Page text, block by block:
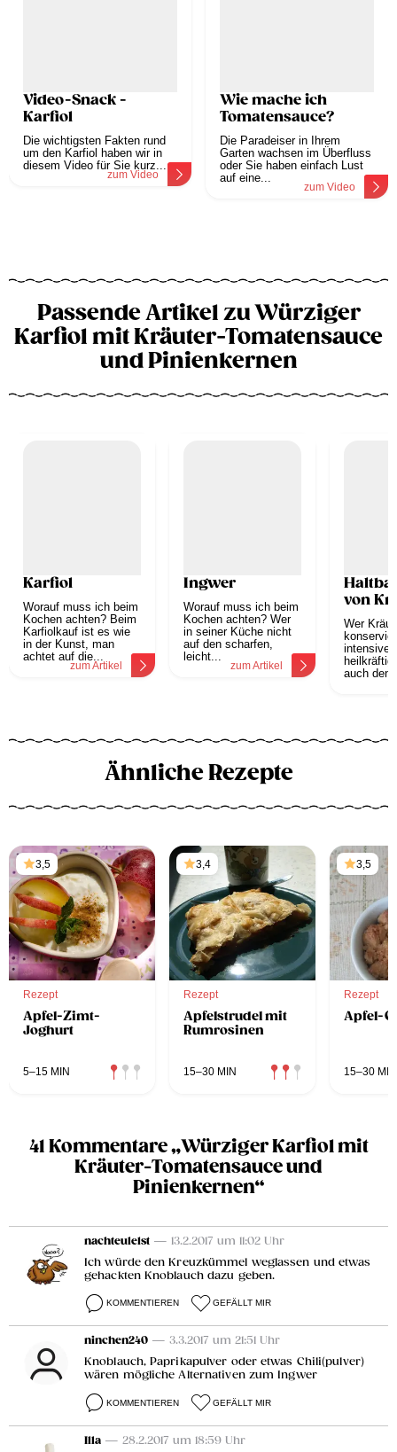
Video-Snack -
Karfiol
Die wichtigsten Fakten rund
um den Karfiol haben wir in
diesem Video für Sie kurz...
zum Video
Wie mache ich
Tomatensauce?
Die Paradeiser in Ihrem
Garten wachsen im Überfluss
oder Sie haben einfach Lust
auf eine...
zum Video
Passende Artikel zu Würziger
Karfiol mit Kräuter-Tomatensauce
und Pinienkernen
Karfiol
Worauf muss ich beim
Kochen achten? Beim
Karfiolkauf ist es wie
in der Kunst, man
achtet auf die...
zum Artikel
Ingwer
Worauf muss ich beim
Kochen achten? Wer
in seiner Küche nicht
auf den scharfen,
leicht...
zum Artikel
von
Wer
auch
Ähnliche Rezepte
3,5
Rezept
Apfel-Zimt-
Joghurt
5–15 MIN
3,4
Rezept
Apfelstrudel mit
Rumrosinen
15–30 MIN
3,5
Rezept
Apfel-
15–30 MIN
41 Kommentare „Würziger Karfiol mit
Kräuter-Tomatensauce und
Pinienkernen“
nachteule1st — 13.2.2017 um 11:02 Uhr
Ich würde den Kreuzkümmel weglassen und etwas
gehackten Knoblauch dazu geben.
KOMMENTIEREN GEFÄLLT MIR
ninchen240 — 3.3.2017 um 21:51 Uhr
Knoblauch, Paprikapulver oder etwas Chili(pulver)
wären mögliche Alternativen zum Ingwer
KOMMENTIEREN GEFÄLLT MIR
Illa — 28.2.2017 um 18:59 Uhr